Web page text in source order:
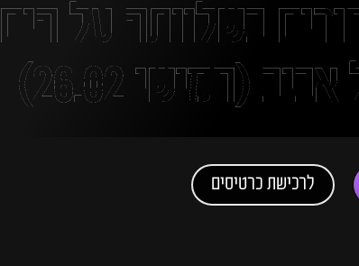
בשלוותה על הים
(חמישי 26.02)
לרכישת כרטיסים